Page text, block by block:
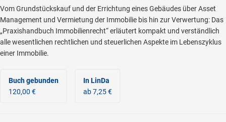
Vom Grundstückskauf und der Errichtung eines Gebäudes über Asset
Management und Vermietung der Immobilie bis hin zur Verwertung: Das
„Praxishandbuch Immobilienrecht“ erläutert kompakt und verständlich
alle wesentlichen rechtlichen und steuerlichen Aspekte im Lebenszyklus
einer Immobilie.
Buch gebunden
120,00 €
In LinDa
ab 7,25 €